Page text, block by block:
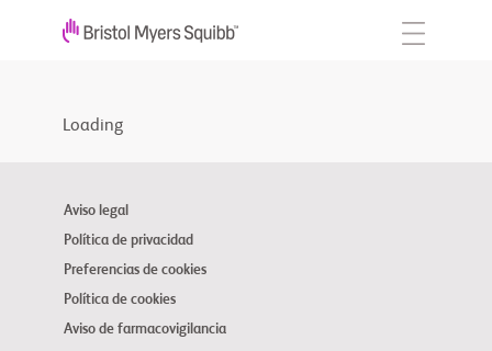
Loading
Aviso legal
Política de privacidad
Preferencias de cookies
Política de cookies
Aviso de farmacovigilancia